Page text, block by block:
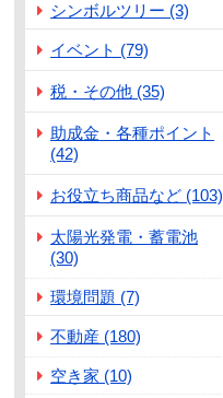
シンボルツリー (3)
イベント (79)
税・その他 (35)
助成金・各種ポイント
(42)
お役立ち商品など (103)
太陽光発電・蓄電池
(30)
環境問題 (7)
不動産 (180)
空き家 (10)